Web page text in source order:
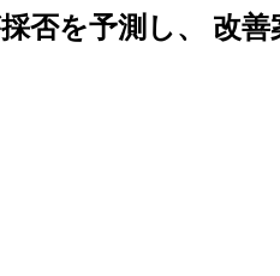
否を予測し、 改